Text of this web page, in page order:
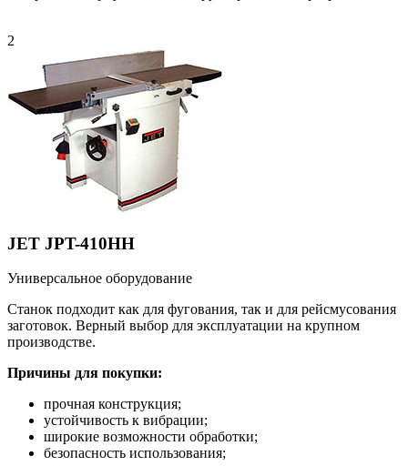
2
JET JPT-410HH
Универсальное оборудование
Станок подходит как для фугования, так и для рейсмусования
заготовок. Верный выбор для эксплуатации на крупном
производстве.
Причины для покупки:
прочная конструкция;
устойчивость к вибрации;
широкие возможности обработки;
безопасность использования;